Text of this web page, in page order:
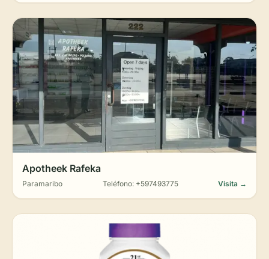
Apotheek Rafeka
Paramaribo Teléfono: +597493775 Visita →